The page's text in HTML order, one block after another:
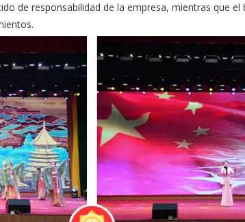
de responsabilidad de la empresa, mientras que